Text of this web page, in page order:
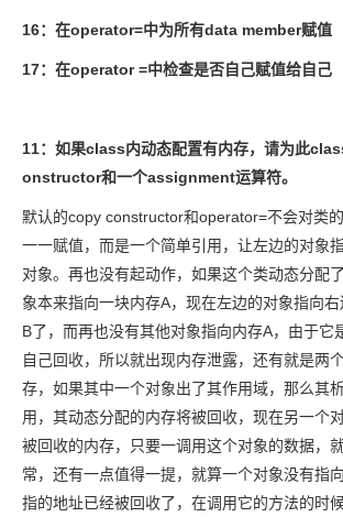
16：在operator=中为所有data member赋值
17：在operator =中检查是否自己赋值给自己
11：如果class内动态配置有内存，请为此
onstructor和一个assignment运算符。
默认的copy constructor和operator=不会对类
一一赋值，而是一个简单引用，让左边的对象
对象。再也没有起动作，如果这个类动态分配
象本来指向一块内存A，现在左边的对象指向
B了，而再也没有其他对象指向内存A，由于它
自己回收，所以就出现内存泄露，还有就是两
存，如果其中一个对象出了其作用域，那么其
用，其动态分配的内存将被回收，现在另一个
被回收的内存，只要一调用这个对象的数据，
常，还有一点值得一提，就算一个对象没有指
指的地址已经被回收了，在调用它的方法的时